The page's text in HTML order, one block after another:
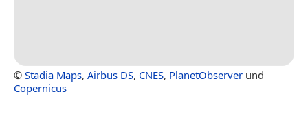
© Stadia Maps, Airbus DS, CNES, PlanetObserver und
Copernicus